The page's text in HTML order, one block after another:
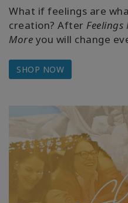
What if feelings are
creation? After
More you will change
SHOP NOW